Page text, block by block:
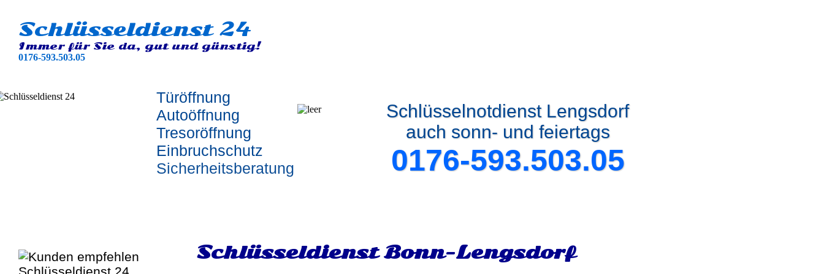
Schlüsseldienst 24
Immer für Sie da, gut und günstig!
0176-593.503.05
Türöffnung
Autoöffnung
Tresoröffnung
Einbruchschutz
Sicherheitsberatung
Schlüsselnotdienst Lengsdorf
auch sonn- und feiertags
0176-593.503.05
Schlüsseldienst Bonn-Lengsdorf